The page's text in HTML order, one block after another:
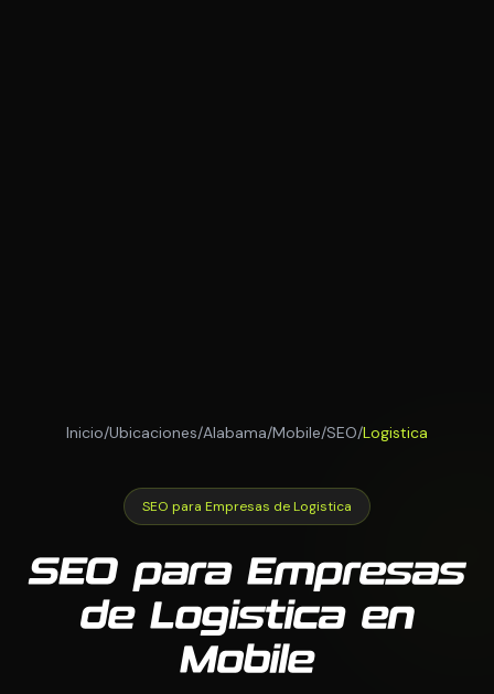
Inicio/Ubicaciones/Alabama/Mobile/SEO/Logistica
SEO para Empresas de Logistica
SEO para Empresas
de Logistica en
Mobile